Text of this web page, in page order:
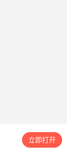
立即打开